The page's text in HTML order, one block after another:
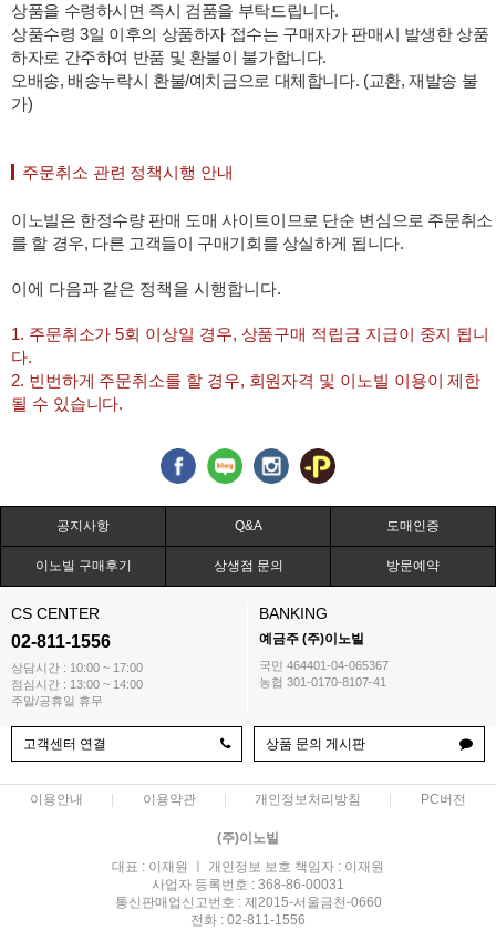
상품을 수령하시면 즉시 검품을 부탁드립니다.
상품수령 3일 이후의 상품하자 접수는 구매자가 판매시 발생한 상품
하자로 간주하여 반품 및 환불이 불가합니다.
오배송, 배송누락시 환불/예치금으로 대체합니다. (교환, 재발송 불
가)
주문취소 관련 정책시행 안내
이노빌은 한정수량 판매 도매 사이트이므로 단순 변심으로 주문취소
를 할 경우, 다른 고객들이 구매기회를 상실하게 됩니다.
이에 다음과 같은 정책을 시행합니다.
1. 주문취소가 5회 이상일 경우, 상품구매 적립금 지급이 중지 됩니
다.
2. 빈번하게 주문취소를 할 경우, 회원자격 및 이노빌 이용이 제한
될 수 있습니다.
공지사항 Q&A 도매인증
이노빌 구매후기 상생점 문의 방문예약
CS CENTER
02-811-1556
상담시간 : 10:00 ~ 17:00
점심시간 : 13:00 ~ 14:00
주말/공휴일 휴무
BANKING
예금주 (주)이노빌
국민 464401-04-065367
농협 301-0170-8107-41
고객센터 연결 상품 문의 게시판
이용안내 이용약관 개인정보처리방침 PC버전
(주)이노빌
대표 : 이재원 ㅣ 개인정보 보호 책임자 : 이재원
사업자 등록번호 : 368-86-00031
통신판매업신고번호 : 제2015-서울금천-0660
전화 : 02-811-1556